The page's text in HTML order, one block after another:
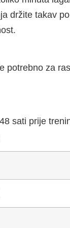
držite takav
za
sati prije